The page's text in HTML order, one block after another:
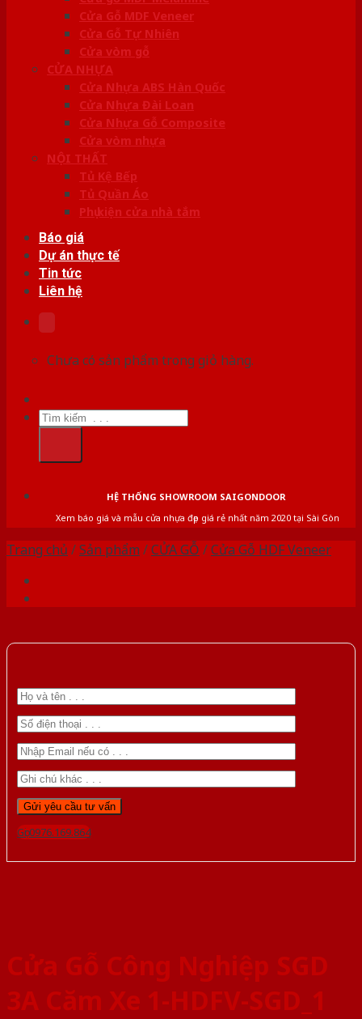
Cửa Gỗ MDF Veneer
Cửa Gỗ Tự Nhiên
Cửa vòm gỗ
CỬA NHỰA
Cửa Nhựa ABS Hàn Quốc
Cửa Nhựa Đài Loan
Cửa Nhựa Gỗ Composite
Cửa vòm nhựa
NỘI THẤT
Tủ Kệ Bếp
Tủ Quần Áo
Phụ kiện cửa nhà tắm
Báo giá
Dự án thực tế
Tin tức
Liên hệ
Chưa có sản phẩm trong giỏ hàng.
Tìm
kiếm:
HỆ THỐNG SHOWROOM SAIGONDOOR
Xem báo giá và mẫu cửa nhựa đẹp giá rẻ nhất năm 2020 tại Sài Gòn
Trang chủ /Sản phẩm /CỬA GỖ /Cửa Gỗ HDF Veneer
Gọi 0976.169.864
Cửa Gỗ Công Nghiệp SGD
3A Căm Xe 1-HDFV-SGD_1